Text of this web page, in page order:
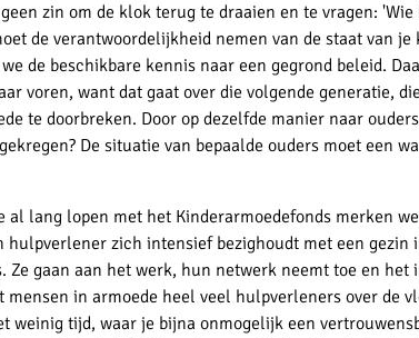
zin om de klok terug te draaien en te vragen:
de verantwoordelijkheid nemen van de staat van
de beschikbare kennis naar een gegrond beleid.
voren, want dat gaat over die volgende generatie,
te doorbreken. Door op dezelfde manier naar
De situatie van bepaalde ouders moet een
al lang lopen met het Kinderarmoedefonds merken
hulpverlener zich intensief bezighoudt met een gezin
Ze gaan aan het werk, hun netwerk neemt toe en het
mensen in armoede heel veel hulpverleners over de
weinig tijd, waar je bijna onmogelijk een